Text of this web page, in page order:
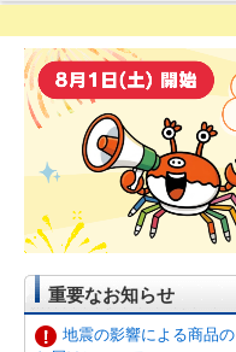
重要なお知らせ
地震の影響による商品の